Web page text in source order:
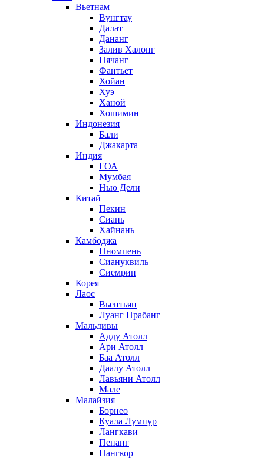
Вьетнам
Вунгтау
Далат
Дананг
Залив Халонг
Нячанг
Фантьет
Хойан
Хуэ
Ханой
Хошимин
Индонезия
Бали
Джакарта
Индия
ГОА
Мумбая
Нью Дели
Китай
Пекин
Сиань
Хайнань
Камбоджа
Пномпень
Сиануквиль
Сиемрип
Корея
Лаос
Вьентьян
Луанг Прабанг
Мальдивы
Адду Атолл
Ари Атолл
Баа Атолл
Даалу Атолл
Лавьяни Атолл
Мале
Малайзия
Борнео
Куала Лумпур
Лангкави
Пенанг
Пангкор